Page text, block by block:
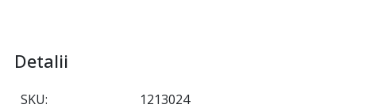
Detalii
SKU
1213024